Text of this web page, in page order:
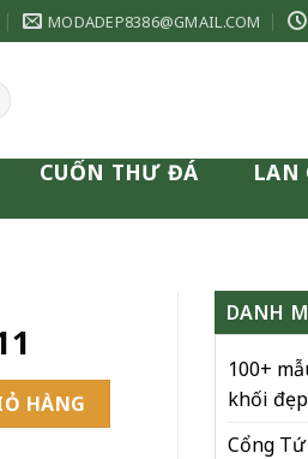
MODADEP8386@GMAIL.COM
CUỐN THƯ ĐÁ
LAN
DANH
100+
khối đẹp
Cổng
HÀNG